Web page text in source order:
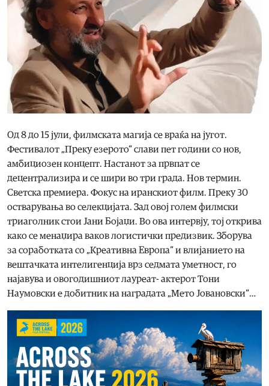
Од 8 до 15 јули, филмската магија се враќа на југот.
Фестивалот „Преку езерото“ слави пет години со нов,
амбициозен концепт. Настанот за првпат се
децентрализира и се шири во три града. Нов термин.
Светска премиера. Фокус на иранскиот филм. Преку 30
остварувања во селекцијата. Зад овој голем филмски
триаголник стои Јани Бојаџи. Во ова интервју, тој открива
како се менаџира ваков логистички предизвик. Зборува
за соработката со „Креативна Европа“ и влијанието на
вештачката интелигенција врз седмата уметност, го
најавува и овогодишниот лауреат- актерот Тони
Наумовски е добитник на наградата „Мето Јовановски“…